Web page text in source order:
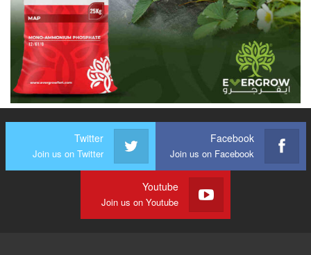
Facebook
Join us on Facebook
Twitter
Join us on Twitter
Youtube
Join us on Youtube